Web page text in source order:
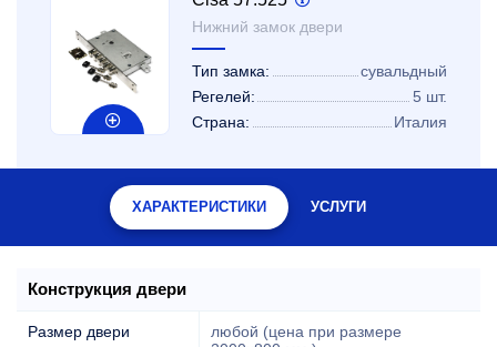
Нижний замок двери
Тип замка:
сувальдный
Регелей:
5 шт.
Страна:
Италия
ХАРАКТЕРИСТИКИ УСЛУГИ
Конструкция двери
Размер двери
любой (цена при размере